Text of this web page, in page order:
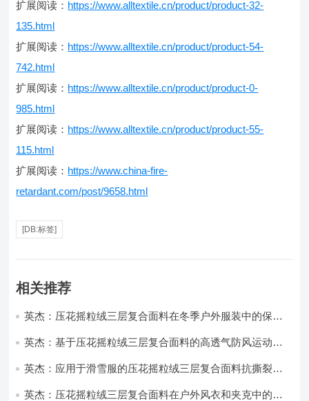
扩展阅读： https://www.alltextile.cn/product/product-32-
135.html
扩展阅读： https://www.alltextile.cn/product/product-54-
742.html
扩展阅读： https://www.alltextile.cn/product/product-0-
985.html
扩展阅读： https://www.alltextile.cn/product/product-55-
115.html
扩展阅读： https://www.china-fire-
retardant.com/post/9658.html
[DB:标签]
相关推荐
英杰：压花摇粒绒三层复合面料在冬季户外服装中的保暖
英杰：基于压花摇粒绒三层复合面料的高透气防风运动服
英杰：应用于滑雪服的压花摇粒绒三层复合面料抗撕裂与
英杰：压花摇粒绒三层复合面料在户外风衣和夹克中的应